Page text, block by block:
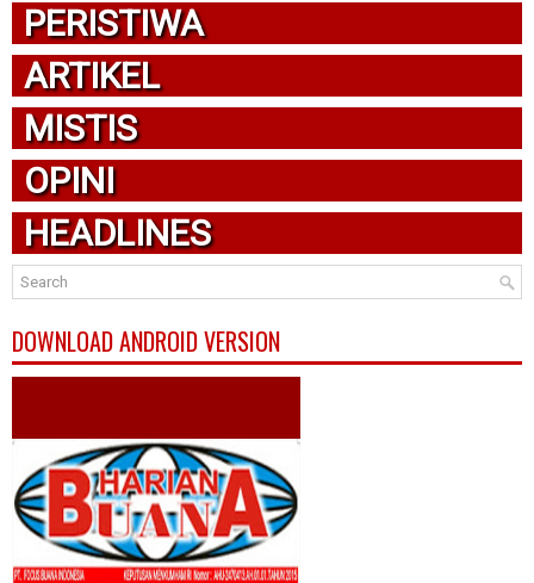
PERISTIWA
ARTIKEL
MISTIS
OPINI
HEADLINES
DOWNLOAD ANDROID VERSION